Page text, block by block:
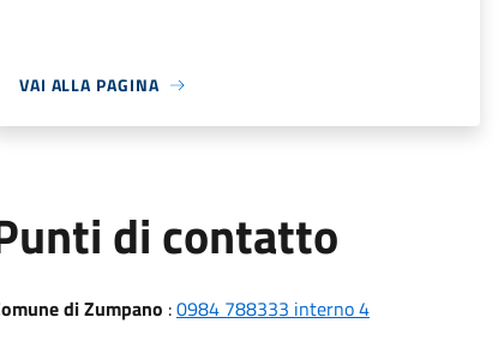
VAI ALLA PAGINA
di contatto
di Zumpano :0984 788333 interno 4